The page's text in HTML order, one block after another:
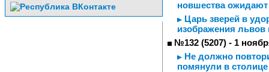
новшества
Царь зверей в
изображения львов
№132 (5207) - 1
Не должно
помянули в